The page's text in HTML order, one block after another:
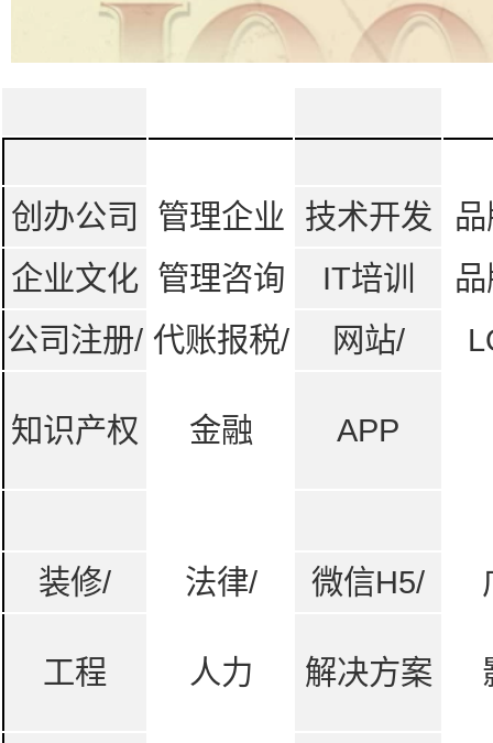
创办公司 管理企业 技术开发
企业文化 管理咨询 IT培训
公司注册/ 代账报税/ 网站/
知识产权 金融 APP
装修/ 法律/ 微信H5/
工程 人力 解决方案